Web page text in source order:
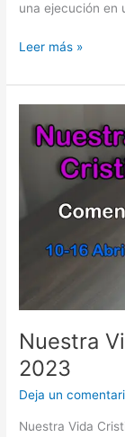
una ejecución en
NUESTRA
CRISTIANA
–
SEMANA
DEL
ENERO
Leer más »
Nuestra
2023
Deja un
Nuestra Vida